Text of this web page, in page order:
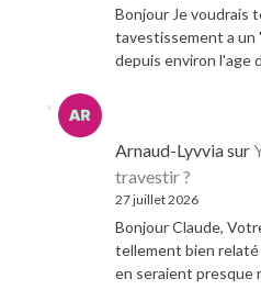
Bonjour Je voudrais
tavestissement a un
depuis environ l'age
Arnaud-Lyvviasur
travestir ?
27 juillet 2026
Bonjour Claude,
tellement bien
en seraient presque